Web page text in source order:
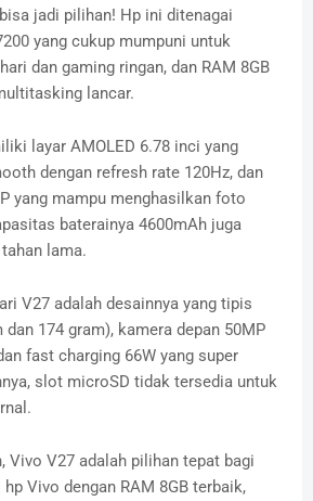
jadi pilihan! Hp ini ditenagai
yang cukup mumpuni untuk
dan gaming ringan, dan RAM 8GB
lancar.
layar AMOLED 6.78 inci yang
dengan refresh rate 120Hz, dan
yang mampu menghasilkan foto
baterainya 4600mAh juga
lama.
V27 adalah desainnya yang tipis
174 gram), kamera depan 50MP
fast charging 66W yang super
slot microSD tidak tersedia untuk
Vivo V27 adalah pilihan tepat bagi
Vivo dengan RAM 8GB terbaik,